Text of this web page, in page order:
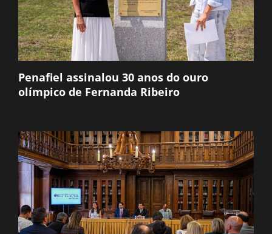
Penafiel assinalou 30 anos do ouro
olímpico de Fernanda Ribeiro